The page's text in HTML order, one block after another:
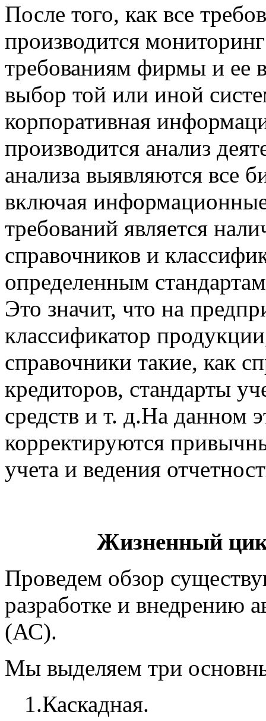
После того, как все
производится
требованиям фирмы и ее
выбор той или иной
корпоративная
производится анализ
анализа выявляются все
включая
требований является
справочников и
определенным
Это значит, что на
классификатор
справочники такие, как
кредиторов, стандарты
средств и т. д.На данном
корректируются
учета и ведения
Жизненный
Проведем обзор
разработке и внедрению
(АС).
Мы выделяем три
1.Каскадная.